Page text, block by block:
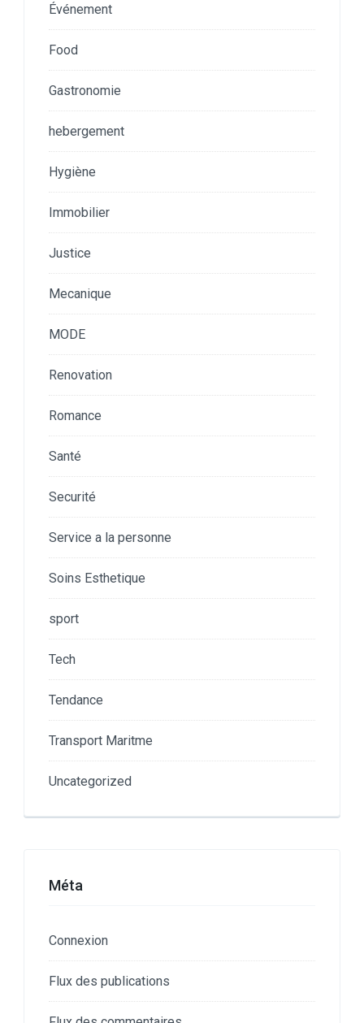
Événement
Food
Gastronomie
hebergement
Hygiène
Immobilier
Justice
Mecanique
MODE
Renovation
Romance
Santé
Securité
Service a la personne
Soins Esthetique
sport
Tech
Tendance
Transport Maritme
Uncategorized
Méta
Connexion
Flux des publications